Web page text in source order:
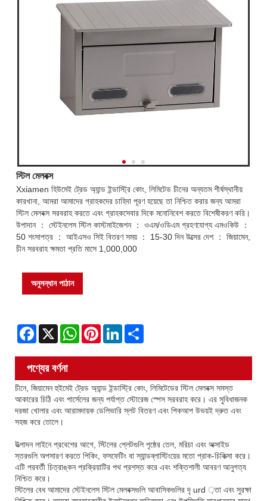
স্টিল মেলবক্স
Xxiamen হিউমেই ট্রেড অ্যান্ড ইন্ডাস্ট্রি কোং, লিমিটেড চীনের অন্যতম শীর্ষস্থানীয়
কারখানা, আমরা আমাদের গ্রাহকদের চাহিদা পূরণ হয়েছে তা নিশ্চিত করার জন্য আমরা
স্টিল মেলবক্স সরবরাহ করতে এবং গ্রাহকসেবার দিকে মনোনিবেশ করতে বিশেষীকরণ করি।
উপাদান ： স্টেইনলেস স্টিল কাস্টমাইজেশন ： ওএম/ওডিএম গ্রহণযোগ্য এমওকিউ ：
50 শংসাপত্র ： আইএসও সিই বিতরণ সময় ： 15-30 দিন উত্সের দেশ ： জিয়ামেন,
চীন সরবরাহ ক্ষমতা প্রতি মাসে 1,000,000
অনুসন্ধান পাঠান
Facebook
X WhatsAppPinterestLinkedIn
পণ্যের বর্ণনা
চীনে, জিয়ামেন হুইমেই ট্রেড অ্যান্ড ইন্ডাস্ট্রি কোং, লিমিটেডের স্টিল মেলবক্স সমস্ত
আকারের চিঠি এবং পার্সেলের জন্য পর্যাপ্ত স্টোরেজ স্পেস সরবরাহ করে। এর সুবিধাজনক
দরজা খোলার এবং আরামদায়ক ডেলিভারি স্লট বিতরণ এবং পিকআপ উভয়ই দ্রুত এবং
সহজ করে তোলে।
উত্পাদন লাইনে প্রবেশের আগে, স্টিলের প্লেটগুলি পৃষ্ঠের তেল, মরিচা এবং অক্সাইড
স্তরগুলি অপসারণ করতে পিকিং, ফসফেটিং বা স্যান্ডব্লাস্টিংয়ের মতো প্রাক-চিকিত্সা করে।
এটি পরবর্তী চিত্রাঙ্কন প্রক্রিয়াটির পথ প্রশস্ত করে এবং শক্তিশালী আবরণ আনুগত্য
নিশ্চিত করে।
স্টিলের বেধ আমাদের স্টেইনলেস স্টিল মেলবক্সগুলি আবাসিকগুলির দৃ urd ়তা এবং সুরক্ষা